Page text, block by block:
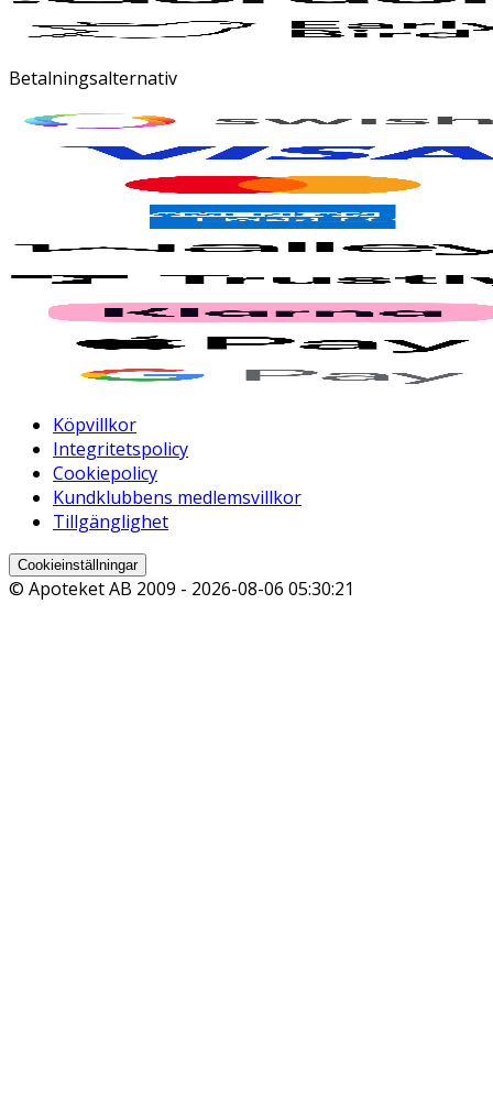
Betalningsalternativ
Köpvillkor
Integritetspolicy
Cookiepolicy
Kundklubbens medlemsvillkor
Tillgänglighet
Cookieinställningar
© Apoteket AB 2009 - 2026-08-06 05:30:21